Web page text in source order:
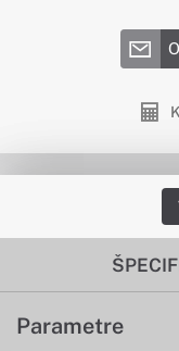
Parametre